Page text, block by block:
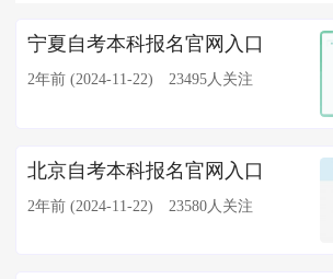
宁夏自考本科报名官网入口
2年前 (2024-11-22) 23495人关注
北京自考本科报名官网入口
2年前 (2024-11-22) 23580人关注